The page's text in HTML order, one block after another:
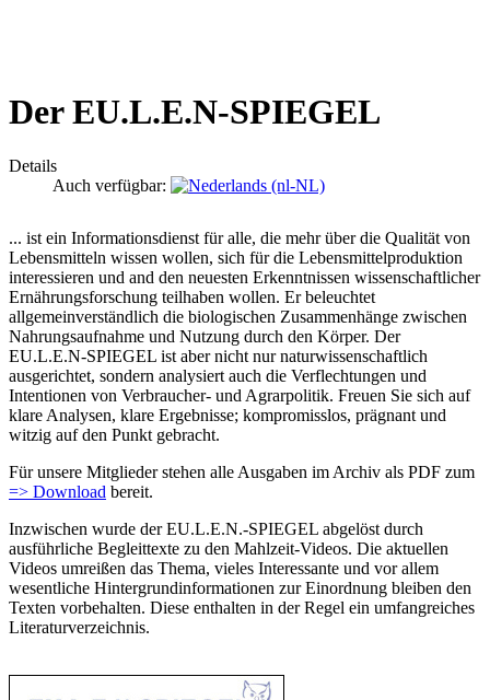
Der EU.L.E.N-SPIEGEL
Details
Auch verfügbar:
... ist ein Informationsdienst für alle, die mehr über die Qualität von
Lebensmitteln wissen wollen, sich für die Lebensmittelproduktion
interessieren und and den neuesten Erkenntnissen wissenschaftlicher
Ernährungsforschung teilhaben wollen. Er beleuchtet
allgemeinverständlich die biologischen Zusammenhänge zwischen
Nahrungsaufnahme und Nutzung durch den Körper. Der
EU.L.E.N-SPIEGEL ist aber nicht nur naturwissenschaftlich
ausgerichtet, sondern analysiert auch die Verflechtungen und
Intentionen von Verbraucher- und Agrarpolitik. Freuen Sie sich auf
klare Analysen, klare Ergebnisse; kompromisslos, prägnant und
witzig auf den Punkt gebracht.
Für unsere Mitglieder stehen alle Ausgaben im Archiv als PDF zum
=> Download bereit.
Inzwischen wurde der EU.L.E.N.-SPIEGEL abgelöst durch
ausführliche Begleittexte zu den Mahlzeit-Videos. Die aktuellen
Videos umreißen das Thema, vieles Interessante und vor allem
wesentliche Hintergrundinformationen zur Einordnung bleiben den
Texten vorbehalten. Diese enthalten in der Regel ein umfangreiches
Literaturverzeichnis.